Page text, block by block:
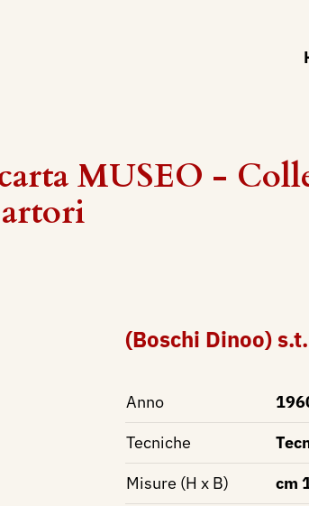
MUSEO -
(Boschi Dinoo)
Anno
Tecniche
Misure (H x B)
cm